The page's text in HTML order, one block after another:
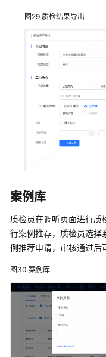
图29 质检结果导出
案例库
质检员在调听页面进行
行案例推荐，质检员选择
例推荐申请，审核通过后
图30 案例库